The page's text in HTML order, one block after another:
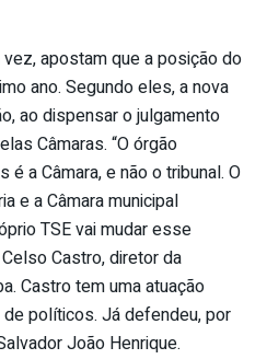
apostam que a posição do
ano. Segundo eles, a nova
ao dispensar o julgamento
Câmaras. “O órgão
a Câmara, e não o tribunal. O
e a Câmara municipal
TSE vai mudar esse
Castro, diretor da
Castro tem uma atuação
políticos. Já defendeu, por
João Henrique.